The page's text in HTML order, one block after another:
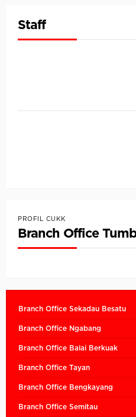
Staff
PROFIL CUKK
Branch Office
Branch Office Sekadau Besatu
Branch Office Ngabang
Branch Office Balai Berkuak
Branch Office Tayan
Branch Office Bengkayang
Branch Office Semitau